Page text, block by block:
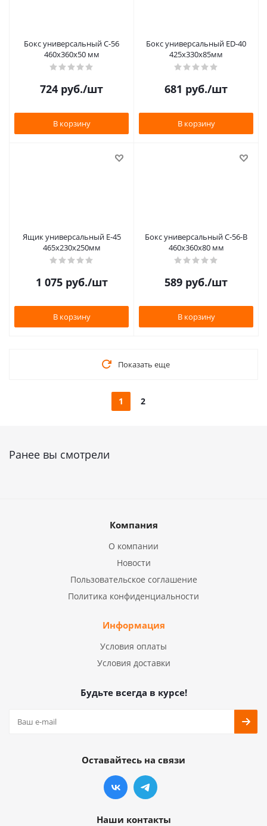
Бокс универсальный С-56
460х360х50 мм
724 руб./шт
В корзину
Бокс универсальный ED-40
425х330х85мм
681 руб./шт
В корзину
Ящик универсальный Е-45
465х230х250мм
1 075руб./шт
В корзину
Бокс универсальный С-56-В
460х360х80 мм
589 руб./шт
В корзину
Показать еще
1 2
Ранее вы смотрели
Компания
О компании
Новости
Пользовательское соглашение
Политика конфиденциальности
Информация
Условия оплаты
Условия доставки
Будьте всегда в курсе!
Оставайтесь на связи
Наши контакты